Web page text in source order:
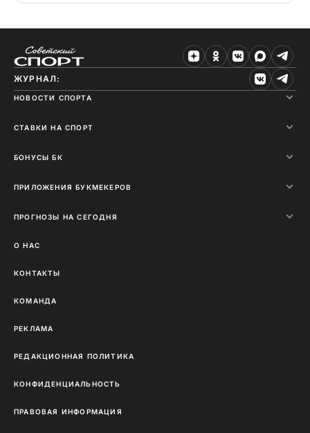
ЖУРНАЛ:
НОВОСТИ СПОРТА
СТАВКИ НА СПОРТ
БОНУСЫ БК
ПРИЛОЖЕНИЯ БУКМЕКЕРОВ
ПРОГНОЗЫ НА СЕГОДНЯ
О НАС
КОНТАКТЫ
КОМАНДА
РЕКЛАМА
РЕДАКЦИОННАЯ ПОЛИТИКА
КОНФИДЕНЦИАЛЬНОСТЬ
ПРАВОВАЯ ИНФОРМАЦИЯ